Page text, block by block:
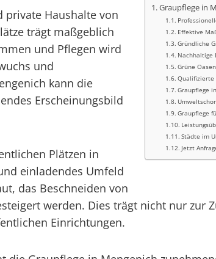
Graupflege in
Effektive
Gründliche
Nachhaltige
Grüne
Qualifizierte
Graupflege
Graupflege
Städte im
Jetzt
private Haushalte von
trägt maßgeblich
und Pflegen wird
und
kann die
Erscheinungsbild
Plätzen in
einladendes Umfeld
das Beschneiden von
werden. Dies trägt nicht nur zur
Einrichtungen.